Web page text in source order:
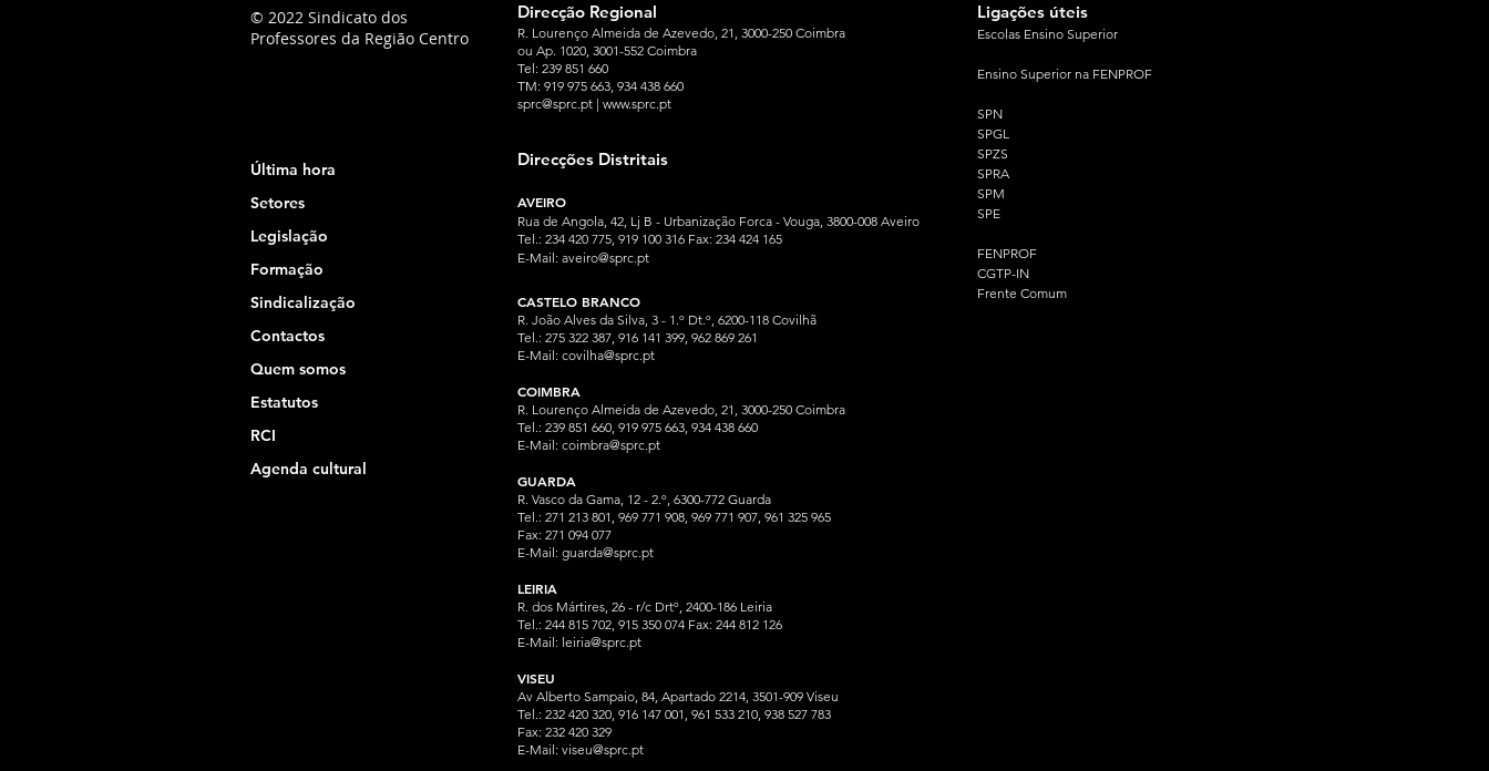
© 2022 Sindicato dos
Professores da Região Centro
Direcção Regional
R. Lourenço Almeida de Azevedo, 21, 3000-250 Coimbra
ou Ap. 1020, 3001-552 Coimbra
Tel: 239 851 660
TM: 919 975 663, 934 438 660
sprc@sprc.pt | www.sprc.pt
Última hora
Setores
Legislação
Formação
Sindicalização
Contactos
Quem somos
Estatutos
RCI
Agenda cultural
Direcções Distritais
AVEIRO
Rua de Angola, 42, Lj B - Urbanização Forca - Vouga, 3800-008 Aveiro
Tel.: 234 420 775, 919 100 316 Fax: 234 424 165
E-Mail: aveiro@sprc.pt
CASTELO BRANCO
R. João Alves da Silva, 3 - 1.º Dt.º, 6200-118 Covilhã
Tel.: 275 322 387, 916 141 399, 962 869 261
E-Mail: covilha@sprc.pt
COIMBRA
R. Lourenço Almeida de Azevedo, 21, 3000-250 Coimbra
Tel.: 239 851 660, 919 975 663, 934 438 660
E-Mail: coimbra@sprc.pt
GUARDA
R. Vasco da Gama, 12 - 2.º, 6300-772 Guarda
Tel.: 271 213 801, 969 771 908, 969 771 907, 961 325 965
Fax: 271 094 077
E-Mail: guarda@sprc.pt
LEIRIA
R. dos Mártires, 26 - r/c Drtº, 2400-186 Leiria
Tel.: 244 815 702, 915 350 074 Fax: 244 812 126
E-Mail: leiria@sprc.pt
VISEU
Av Alberto Sampaio, 84, Apartado 2214, 3501-909 Viseu
Tel.: 232 420 320, 916 147 001, 961 533 210, 938 527 783
Fax: 232 420 329
E-Mail: viseu@sprc.pt
Ligações úteis
Escolas Ensino Superior
Ensino Superior na FENPROF
SPN
SPGL
SPZS
SPRA
SPM
SPE
FENPROF
CGTP-IN
Frente Comum